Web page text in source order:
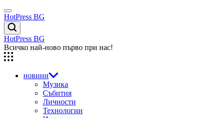
Skip
to
content
Menu
HotPress BG
Търсене
HotPress BG
Всичко най-ново първо при нас!
новини
Музика
Събития
Личности
Технологии